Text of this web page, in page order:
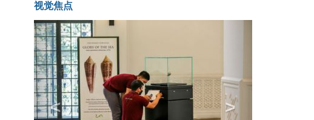
视觉焦点
< >